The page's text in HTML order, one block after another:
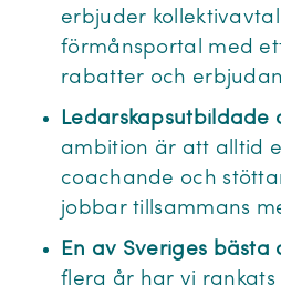
erbjuder
förmånsportal med
rabatter och
Ledarskapsutbildade
ambition är att alltid
coachande och
jobbar tillsammans
En av Sveriges bästa
flera år har vi rankats